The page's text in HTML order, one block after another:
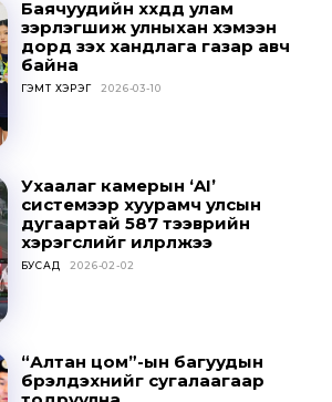
Баячуудийн хүүхдүүд улам
зэрлэгшиж улныхан хэмээн
дорд үзэх хандлага газар авч
байна
ГЭМТ ХЭРЭГ 2026-03-10
Ухаалаг камерын ‘AI’
системээр хуурамч улсын
дугаартай 587 тээврийн
хэрэгслийг илрүүлжээ
БУСАД 2026-02-02
“Алтан цом”-ын багуудын
бүрэлдэхүүнийг сугалаагаар